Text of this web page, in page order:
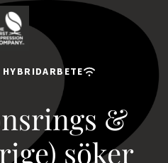
HYBRIDARBETE
&
söker